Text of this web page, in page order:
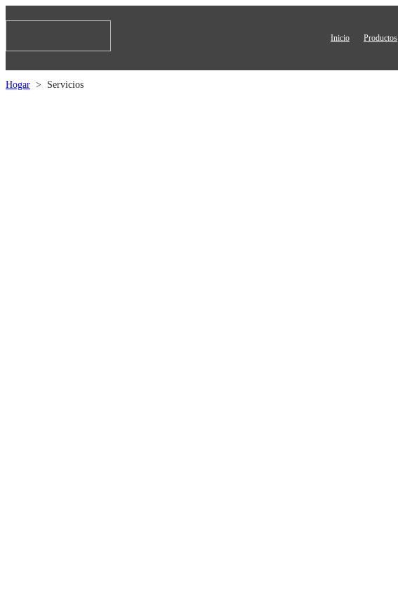
Inicio Productos
Hogar > Servicios